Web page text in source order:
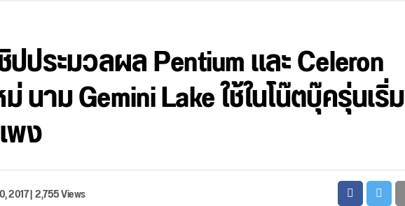
ประมวลผล Pentium และ Celeron
นาม Gemini Lake ใช้ในโน๊ตบุ๊ครุ่นเริ่ม
พง
2017|2,755 Views